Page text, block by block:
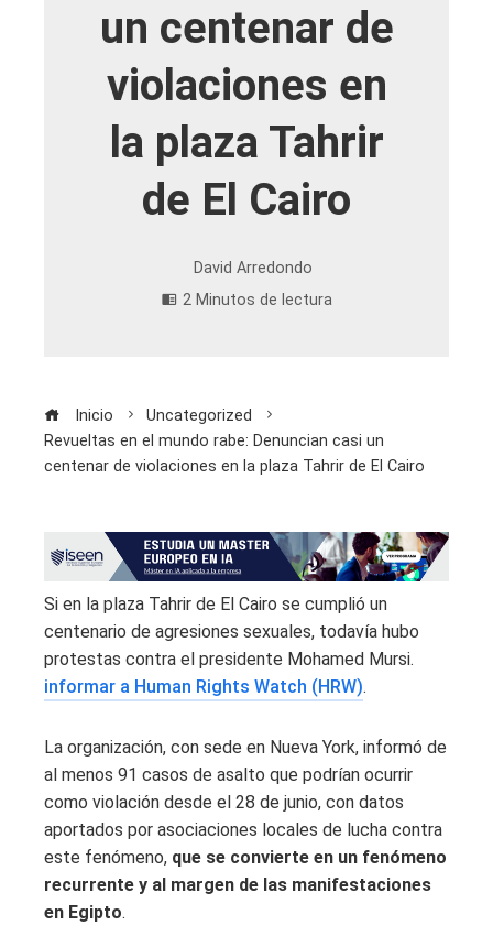
un centenar de
violaciones en
la plaza Tahrir
de El Cairo
David Arredondo
2 Minutos de lectura
Inicio
Uncategorized
Revueltas en el mundo rabe: Denuncian casi un
centenar de violaciones en la plaza Tahrir de El Cairo
Si en la plaza Tahrir de El Cairo se cumplió un
centenario de agresiones sexuales, todavía hubo
protestas contra el presidente Mohamed Mursi.
informar a Human Rights Watch (HRW).
La organización, con sede en Nueva York, informó de
al menos 91 casos de asalto que podrían ocurrir
como violación desde el 28 de junio, con datos
aportados por asociaciones locales de lucha contra
este fenómeno, que se convierte en un fenómeno
recurrente y al margen de las manifestaciones
en Egipto.